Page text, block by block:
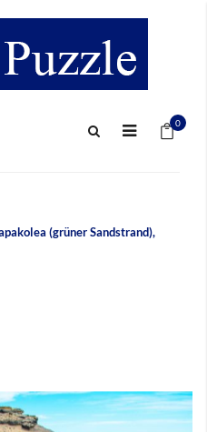
0
(grüner Sandstrand),